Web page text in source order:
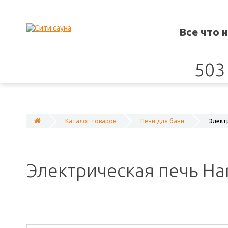
Все что
Каталог товаров Печи для бани
Электрическая печь